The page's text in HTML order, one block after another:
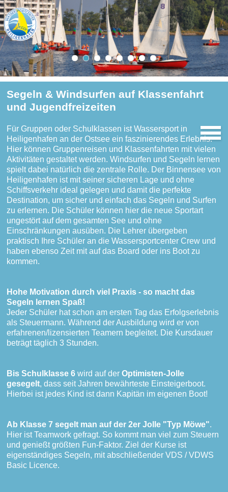
Segeln & Windsurfen auf Klassenfahrt
und Jugendfreizeiten
Für Gruppen oder Schulklassen ist Wassersport in
Heiligenhafen an der Ostsee ein faszinierendes Erlebnis.
Hier können Gruppenreisen und Klassenfahrten mit vielen
Aktivitäten gestaltet werden. Windsurfen und Segeln lernen
spielt dabei natürlich die zentrale Rolle. Der Binnensee von
Heiligenhafen ist mit seiner sicheren Lage und ohne
Schiffsverkehr ideal gelegen und damit die perfekte
Destination, um sicher und einfach das Segeln und Surfen
zu erlernen. Die Schüler können hier die neue Sportart
ungestört auf dem gesamten See und ohne
Einschränkungen ausüben. Die Lehrer übergeben
praktisch Ihre Schüler an die Wassersportcenter Crew und
haben ebenso Zeit mit auf das Board oder ins Boot zu
kommen.
Hohe Motivation durch viel Praxis - so macht das
Segeln lernen Spaß!
Jeder Schüler hat schon am ersten Tag das Erfolgserlebnis
als Steuermann. Während der Ausbildung wird er von
erfahrenen/lizensierten Teamern begleitet. Die Kursdauer
beträgt täglich 3 Stunden.
Bis Schulklasse 6 wird auf derOptimisten-Jolle
gesegelt, dass seit Jahren bewährteste Einsteigerboot.
Hierbei ist jedes Kind ist dann Kapitän im eigenen Boot!
Ab Klasse 7 segelt man auf der 2er Jolle "Typ Möwe".
Hier ist Teamwork gefragt. So kommt man viel zum Steuern
und genießt größten Fun-Faktor. Ziel der Kurse ist
eigenständiges Segeln, mit abschließender VDS / VDWS
Basic Licence.